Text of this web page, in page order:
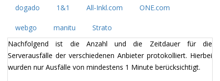
dogado 1&1 All-Inkl.com ONE.com
webgo manitu
Strato
Nachfolgend ist die Anzahl und die Zeitdauer für die
Serverausfälle der verschiedenen Anbieter protokolliert. Hierbei
wurden nur Ausfälle von mindestens 1 Minute berücksichtigt.